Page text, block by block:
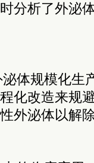
分析了外泌
体规模化生
化改造来规
外泌体以解